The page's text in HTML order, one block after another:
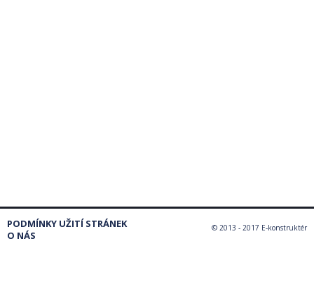
PODMÍNKY UŽITÍ STRÁNEK
O NÁS
© 2013 - 2017 E-konstruktér